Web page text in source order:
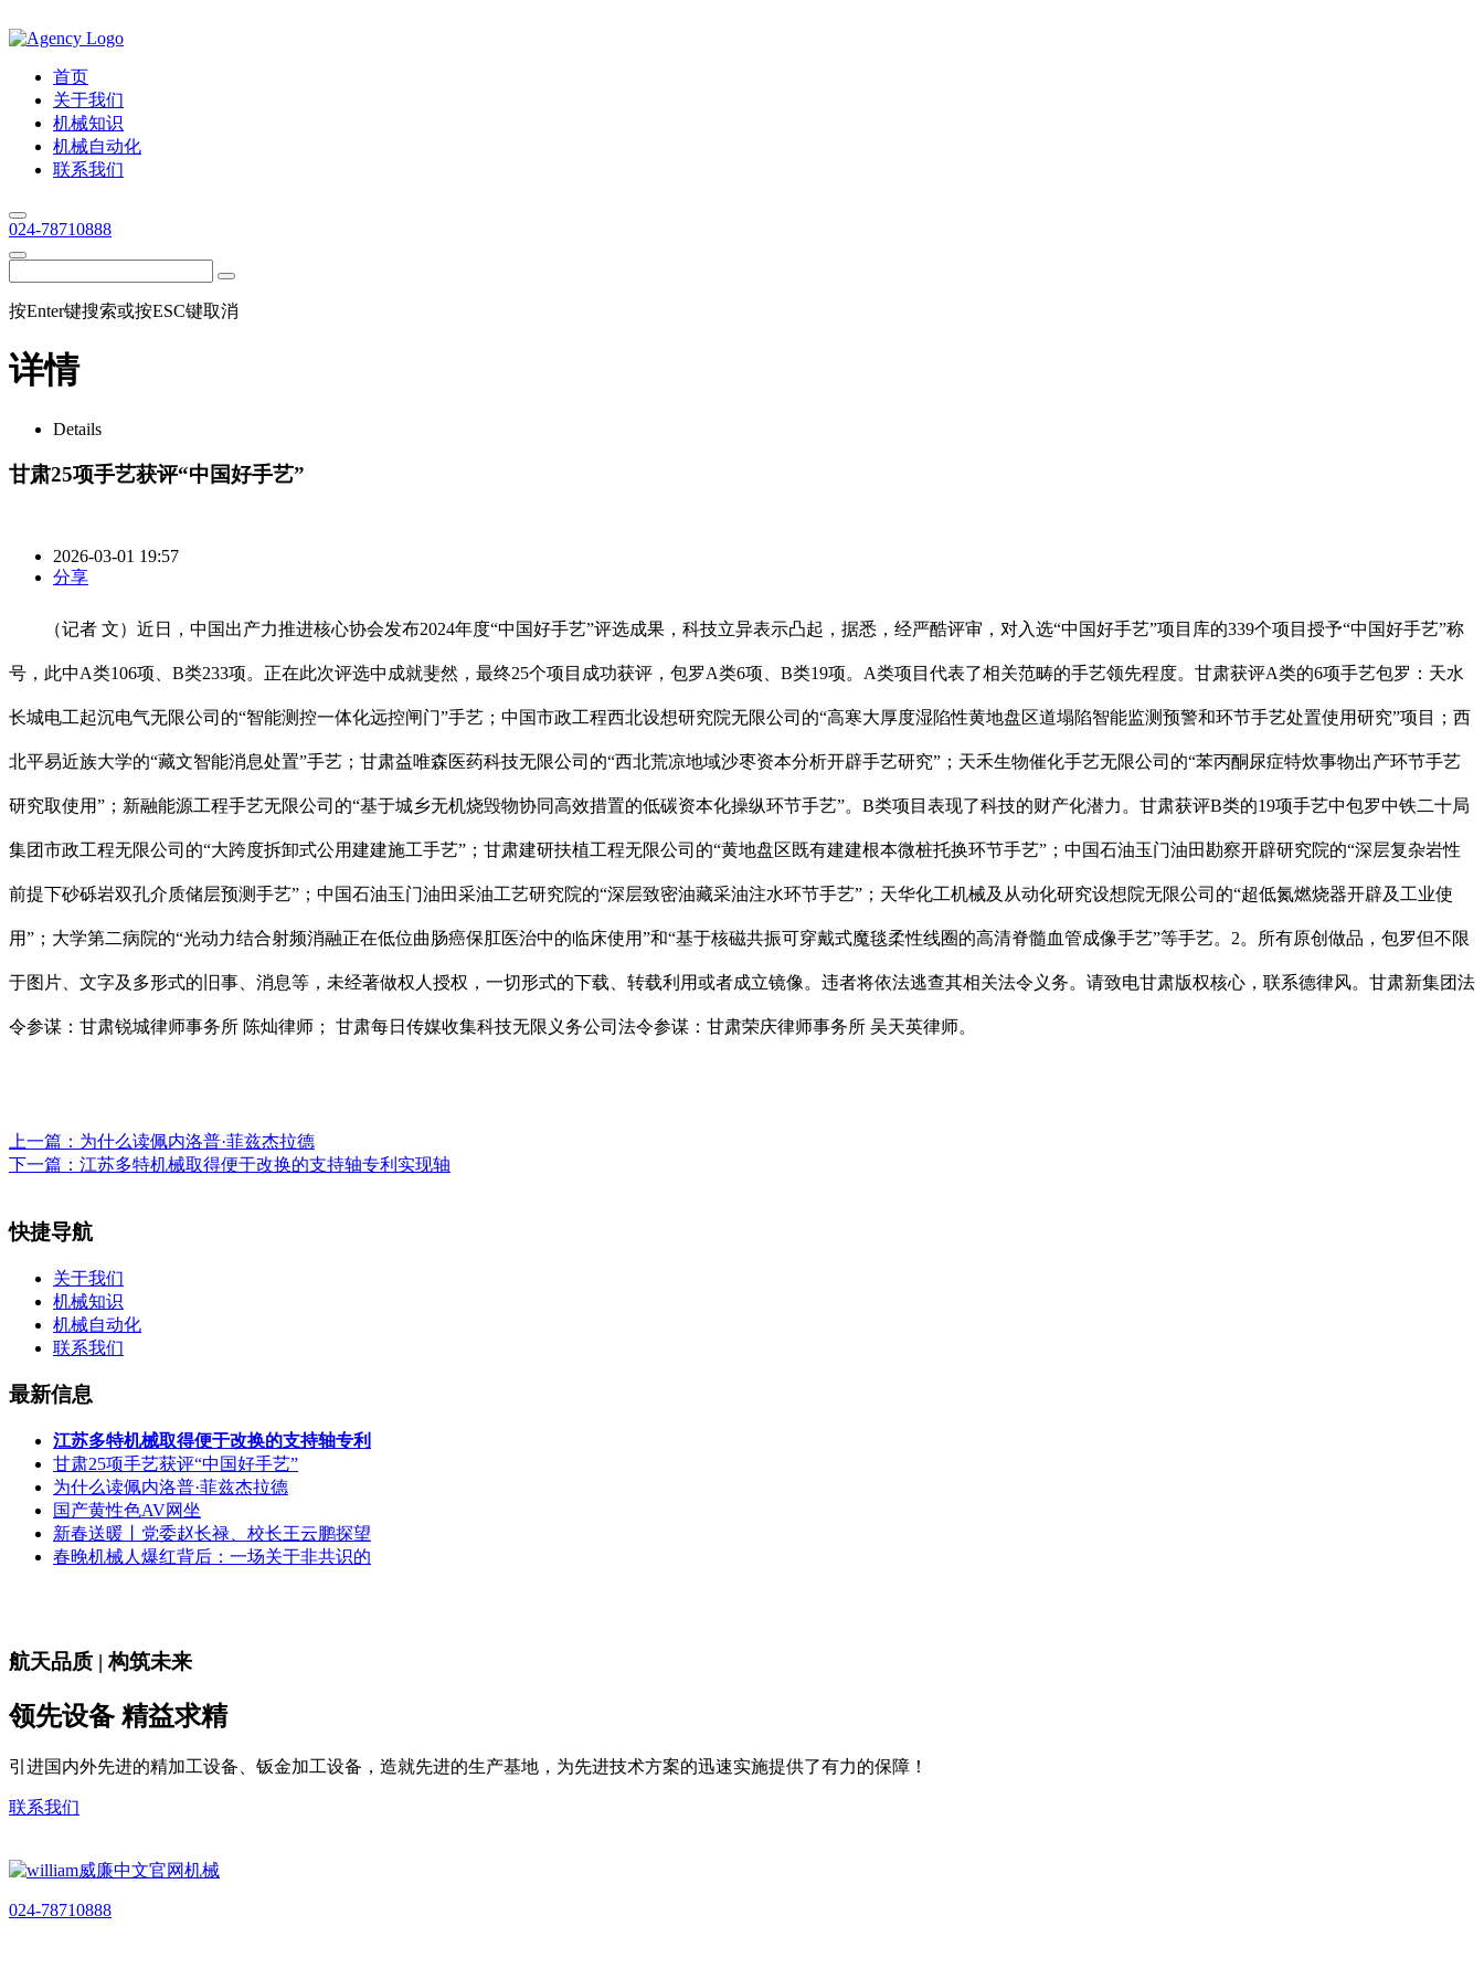
首页
关于我们
机械知识
机械自动化
联系我们
024-78710888
按Enter键搜索或按ESC键取消
详情
Details
甘肃25项手艺获评“中国好手艺”
2026-03-01 19:57
分享
（记者 文）近日，中国出产力推进核心协会发布2024年度“中国好手艺”评选成果，科技立异表示凸起，据悉，经严酷评审，对入选“中国好手艺”项目库的339个项目授予“中国好手艺”称
号，此中A类106项、B类233项。正在此次评选中成就斐然，最终25个项目成功获评，包罗A类6项、B类19项。A类项目代表了相关范畴的手艺领先程度。甘肃获评A类的6项手艺包罗：天水
长城电工起沉电气无限公司的“智能测控一体化远控闸门”手艺；中国市政工程西北设想研究院无限公司的“高寒大厚度湿陷性黄地盘区道塌陷智能监测预警和环节手艺处置使用研究”项目；西
北平易近族大学的“藏文智能消息处置”手艺；甘肃益唯森医药科技无限公司的“西北荒凉地域沙枣资本分析开辟手艺研究”；天禾生物催化手艺无限公司的“苯丙酮尿症特炊事物出产环节手艺
研究取使用”；新融能源工程手艺无限公司的“基于城乡无机烧毁物协同高效措置的低碳资本化操纵环节手艺”。B类项目表现了科技的财产化潜力。甘肃获评B类的19项手艺中包罗中铁二十局
集团市政工程无限公司的“大跨度拆卸式公用建建施工手艺”；甘肃建研扶植工程无限公司的“黄地盘区既有建建根本微桩托换环节手艺”；中国石油玉门油田勘察开辟研究院的“深层复杂岩性
前提下砂砾岩双孔介质储层预测手艺”；中国石油玉门油田采油工艺研究院的“深层致密油藏采油注水环节手艺”；天华化工机械及从动化研究设想院无限公司的“超低氮燃烧器开辟及工业使
用”；大学第二病院的“光动力结合射频消融正在低位曲肠癌保肛医治中的临床使用”和“基于核磁共振可穿戴式魔毯柔性线圈的高清脊髓血管成像手艺”等手艺。2。所有原创做品，包罗但不限
于图片、文字及多形式的旧事、消息等，未经著做权人授权，一切形式的下载、转载利用或者成立镜像。违者将依法逃查其相关法令义务。请致电甘肃版权核心，联系德律风。甘肃新集团法
令参谋：甘肃锐城律师事务所 陈灿律师； 甘肃每日传媒收集科技无限义务公司法令参谋：甘肃荣庆律师事务所 吴天英律师。
上一篇： 为什么读佩内洛普·菲兹杰拉德
下一篇： 江苏多特机械取得便于改换的支持轴专利实现轴
快捷导航
关于我们
机械知识
机械自动化
联系我们
最新信息
江苏多特机械取得便于改换的支持轴专利
甘肃25项手艺获评“中国好手艺”
为什么读佩内洛普·菲兹杰拉德
国产黄性色AV网坐
新春送暖丨党委赵长禄、校长王云鹏探望
春晚机械人爆红背后：一场关于非共识的
航天品质 | 构筑未来
领先设备 精益求精
引进国内外先进的精加工设备、钣金加工设备，造就先进的生产基地，为先进技术方案的迅速实施提供了有力的保障！
联系我们
024-78710888